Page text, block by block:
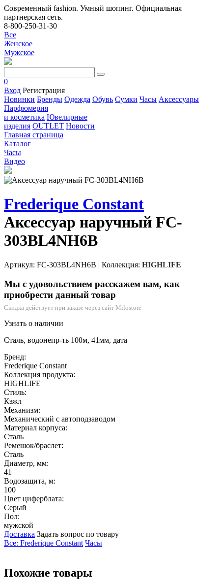
Современный fashion. Умный шопинг. Официальная
партнерская сеть.
8-800-250-31-30
Все
Женское
Мужское
0
Вход Регистрация
Новинки Бренды Одежда Обувь Сумки Часы Аксессуары
Парфюмерия
и косметика Ювелирные
изделия OUTLET Новости
Главная страница
Каталог
Часы
Видео
Frederique Constant
Аксессуар наручный FC-
303BL4NH6B
Артикул: FC-303BL4NH6B | Коллекция: HIGHLIFE
Мы с удовольствием расскажем вам, как
приобрести данный товар
Скидка действует при заказе через сайт Milostore
Узнать о наличии
Сталь, водонепр-ть 100м, 41мм, дата
Бренд:
Frederique Constant
Коллекция продукта:
HIGHLIFE
Стиль:
Кэжл
Механизм:
Механический с автоподзаводом
Материал корпуса:
Сталь
Ремешок/браслет:
Сталь
Диаметр, мм:
41
Водозащита, м:
100
Цвет циферблата:
Серый
Пол:
мужской
Доставка Задать вопрос по товару
Все: Frederique Constant Часы
Похожие товары